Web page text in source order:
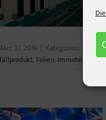
21, 2016 | Kategorien: ,
, Folien, Immobilien